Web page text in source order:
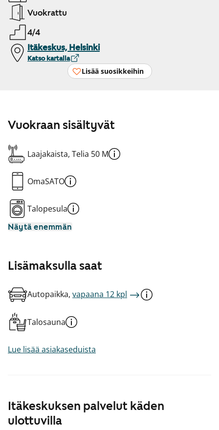
Vuokrattu
4/4
Itäkeskus, Helsinki
Katso kartalla
Lisää suosikkeihin
Itäkeskuksen palvelut käden
ulottuvilla
Vuokraan sisältyvät
Laajakaista, Telia 50 M
OmaSATO
Talopesula
Näytä enemmän
Lisämaksulla saat
Autopaikka, vapaana 12 kpl
Talosauna
Lue lisää asiakaseduista